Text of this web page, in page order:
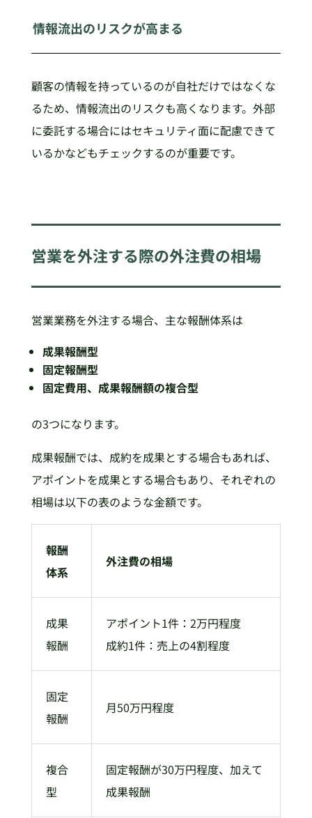
情報流出のリスクが高まる
顧客の情報を持っているのが自社だけではなくな
るため、情報流出のリスクも高くなります。外部
に委託する場合にはセキュリティ面に配慮できて
いるかなどもチェックするのが重要です。
営業を外注する際の外注費の相場
営業業務を外注する場合、主な報酬体系は
成果報酬型
固定報酬型
固定費用、成果報酬額の複合型
の3つになります。
成果報酬では、成約を成果とする場合もあれば、
アポイントを成果とする場合もあり、それぞれの
相場は以下の表のような金額です。
報酬
体系
外注費の相場
成果
報酬
アポイント1件：2万円程度
成約1件：売上の4割程度
固定
報酬
月50万円程度
複合
型
固定報酬が30万円程度、加えて
成果報酬